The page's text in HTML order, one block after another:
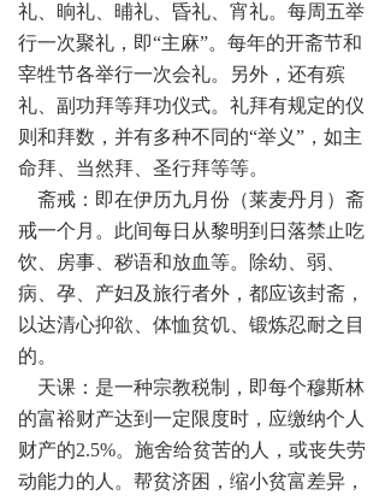
礼、晌礼、晡礼、昏礼、宵礼。每周五举
行一次聚礼，即“主麻”。每年的开斋节和
宰牲节各举行一次会礼。另外，还有殡
礼、副功拜等拜功仪式。礼拜有规定的仪
则和拜数，并有多种不同的“举义”，如主
命拜、当然拜、圣行拜等等。
斋戒：即在伊历九月份（莱麦丹月）斋
戒一个月。此间每日从黎明到日落禁止吃
饮、房事、秽语和放血等。除幼、弱、
病、孕、产妇及旅行者外，都应该封斋，
以达清心抑欲、体恤贫饥、锻炼忍耐之目
的。
天课：是一种宗教税制，即每个穆斯林
的富裕财产达到一定限度时，应缴纳个人
财产的2.5%。施舍给贫苦的人，或丧失劳
动能力的人。帮贫济困，缩小贫富差异，